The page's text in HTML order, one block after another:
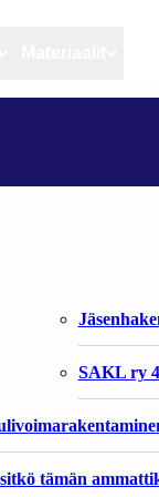
ja
ja kalatalous
tämän
Liitto
Liiton
SAKL ry
Fjeldskår